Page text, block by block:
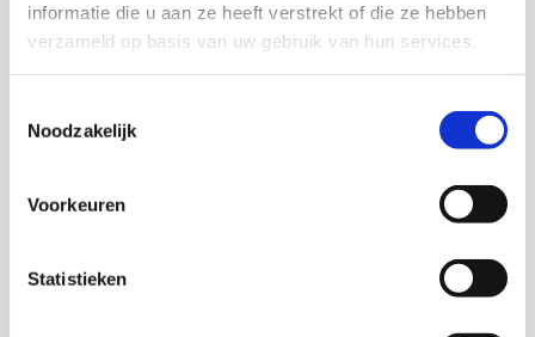
informatie die u aan ze heeft verstrekt of die ze hebben
verzameld op basis van uw gebruik van hun services.
Noodzakelijk
Voorkeuren
Statistieken
Onderzoeker
M. Planije